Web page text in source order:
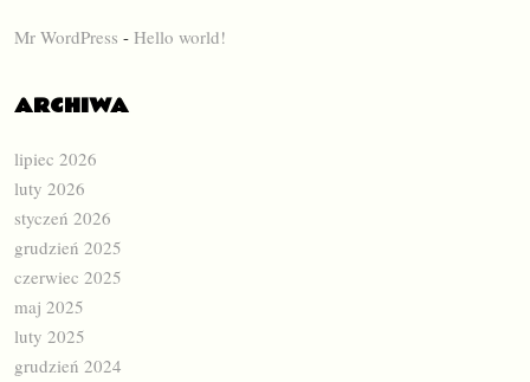
Mr WordPress - Hello world!
ARCHIWA
lipiec 2026
luty 2026
styczeń 2026
grudzień 2025
czerwiec 2025
maj 2025
luty 2025
grudzień 2024